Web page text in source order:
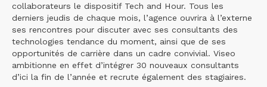
collaborateurs le dispositif Tech and Hour. Tous les
derniers jeudis de chaque mois, l’agence ouvrira à l’externe
ses rencontres pour discuter avec ses consultants des
technologies tendance du moment, ainsi que de ses
opportunités de carrière dans un cadre convivial. Viseo
ambitionne en effet d’intégrer 30 nouveaux consultants
d’ici la fin de l’année et recrute également des stagiaires.